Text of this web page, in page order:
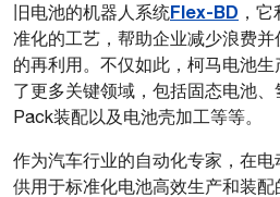
旧电池的机器人系统Flex-BD ，
准化的工艺，帮助企业减少浪费
的再利用。不仅如此，柯马电池
了更多关键领域，包括固态电池
Pack装配以及电池壳加工等等。
作为汽车行业的自动化专家，在
供用于标准化电池高效生产和装